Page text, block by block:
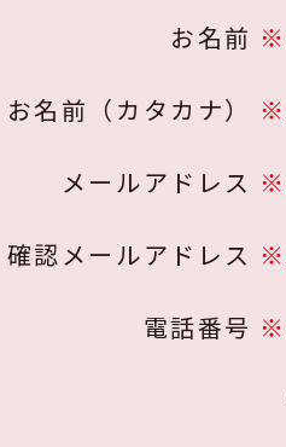
お名前 ※
お名前（カタカナ） ※
メールアドレス ※
確認メールアドレス ※
電話番号 ※